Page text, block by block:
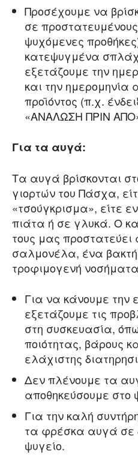
Προσέχουμε να
σε
ψυχόμενες
κατεψυγμένα
εξετάζουμε την
και την ημερομηνία
προϊόντος (π.χ.
«ΑΝΑΛΩΣΗ ΠΡΙΝ
Για τα αυγά:
Τα αυγά βρίσκονται
γιορτών του Πάσχα,
«τσούγκρισμα», είτε
πιάτα ή σε γλυκά. Ο
τους μας
σαλμονέλα, ένα
τροφιμογενή
Για να κάνουμε την
εξετάζουμε τις
στη συσκευασία,
ποιότητας, βάρους
ελάχιστης
Δεν πλένουμε τα
αποθηκεύσουμε στο
Για την καλή
τα φρέσκα αυγά σε
ψυγείο.